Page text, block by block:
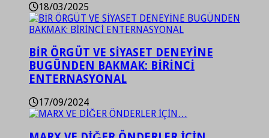
18/03/2025
BİR ÖRGÜT VE SİYASET DENEYİNE
BUGÜNDEN BAKMAK: BİRİNCİ
ENTERNASYONAL
17/09/2024